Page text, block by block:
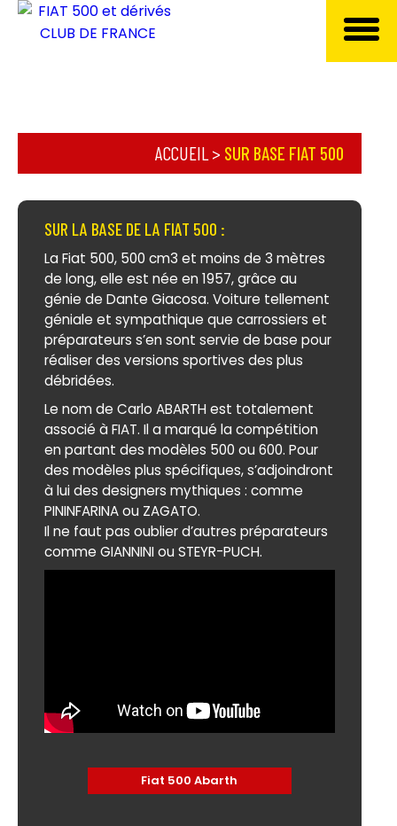
ACCUEIL > SUR BASE FIAT 500
SUR LA BASE DE LA FIAT 500 :
La Fiat 500, 500 cm3 et moins de 3 mètres
de long, elle est née en 1957, grâce au
génie de Dante Giacosa. Voiture tellement
géniale et sympathique que carrossiers et
préparateurs s’en sont servie de base pour
réaliser des versions sportives des plus
débridées.
Le nom de Carlo ABARTH est totalement
associé à FIAT. Il a marqué la compétition
en partant des modèles 500 ou 600. Pour
des modèles plus spécifiques, s’adjoindront
à lui des designers mythiques : comme
PININFARINA ou ZAGATO.
Il ne faut pas oublier d’autres préparateurs
comme GIANNINI ou STEYR-PUCH.
Fiat 500 Abarth